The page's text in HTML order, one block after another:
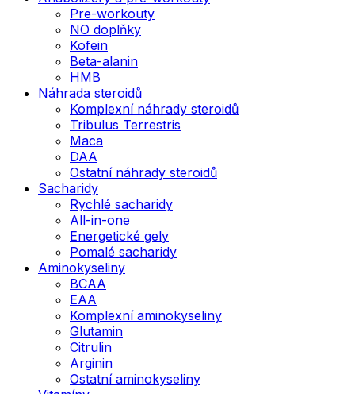
Pre-workouty
NO doplňky
Kofein
Beta-alanin
HMB
Náhrada steroidů
Komplexní náhrady steroidů
Tribulus Terrestris
Maca
DAA
Ostatní náhrady steroidů
Sacharidy
Rychlé sacharidy
All-in-one
Energetické gely
Pomalé sacharidy
Aminokyseliny
BCAA
EAA
Komplexní aminokyseliny
Glutamin
Citrulin
Arginin
Ostatní aminokyseliny